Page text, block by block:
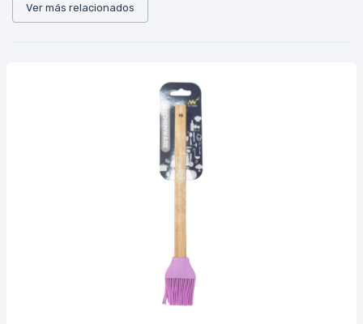
Ver más relacionados